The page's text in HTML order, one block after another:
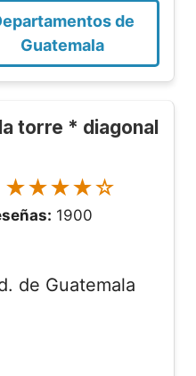
de
Guatemala
torre * diagonal
★★★★☆
1900
de Guatemala